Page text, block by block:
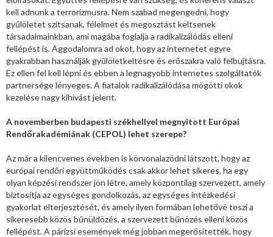
kell adnunk a terrorizmusra. Nem szabad megengedni, hogy
gyűlöletet szítsanak, félelmet és megosztást keltsenek
társadalmainkban, ami magába foglalja a radikalizálódás elleni
fellépést is. Aggodalomra ad okot, hogy az internetet egyre
gyakrabban használják gyűlöletkeltésre és erőszakra való felbujtásra.
Ez ellen fel kell lépni és ebben a legnagyobb internetes szolgáltatók
partnersége lényeges. A fiatalok radikalizálódása mögötti okok
kezelése nagy kihívást jelent.
A novemberben budapesti székhellyel megnyitott Európai
Rendőrakadémiának (CEPOL) lehet szerepe?
Az már a kilencvenes években is körvonalazódni látszott, hogy az
európai rendőri együttműködés csak akkor lehet sikeres, ha egy
olyan képzési rendszer jön létre, amely központilag szervezett, amely
biztosítja az egységes gondolkozás, az egységes intézkedési
gyakorlat elterjesztését, és amely ilyen formában lehetővé teszi a
sikeresebb közös bűnüldözés, a szervezett bűnözés elleni közös
fellépést. A párizsi események még jobban megerősítették, hogy